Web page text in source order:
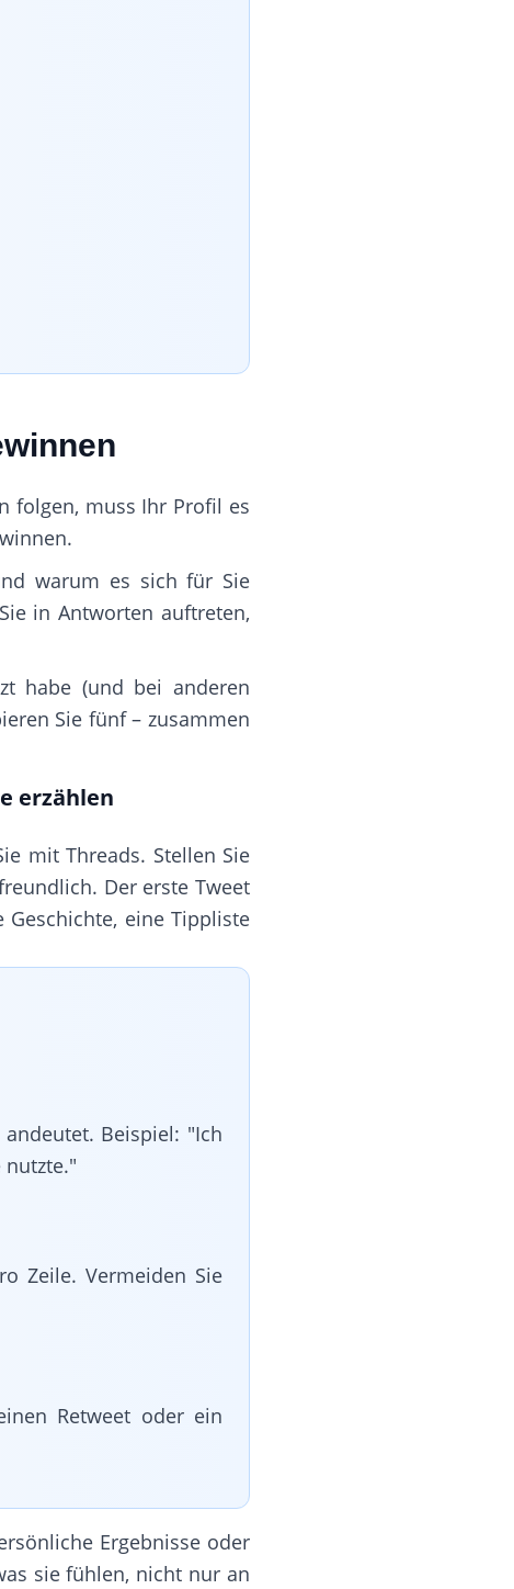
folgen, muss Ihr Profil es
warum es sich für Sie
in Antworten auftreten,
habe (und bei anderen
Sie fünf – zusammen
erzählen
mit Threads. Stellen Sie
Der erste Tweet
eine Tippliste
Beispiel: "Ich
nutzte."
Zeile. Vermeiden Sie
Retweet oder ein
Ergebnisse oder
sie fühlen, nicht nur an